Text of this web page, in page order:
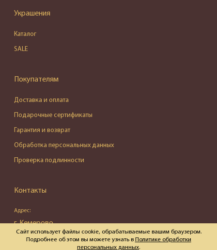
Украшения
Каталог
SALE
Покупателям
Доставка и оплата
Подарочные сертификаты
Гарантия и возврат
Обработка персональных данных
Проверка подлинности
Контакты
Адрес:
г. Кемерово,
ул. Весенняя, д. 16, пом. 87
Сайт использует файлы cookie, обрабатываемые вашим браузером.
Подробнее об этом вы можете узнать в Политике обработки
персональных данных.